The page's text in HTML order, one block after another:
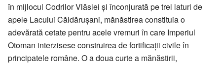
în mijlocul Codrilor Vlăsiei și înconjurată pe trei laturi de
apele Lacului Căldărușani, mănăstirea constituia o
adevărată cetate pentru acele vremuri în care Imperiul
Otoman interzisese construirea de fortificații civile în
principatele române. O a doua curte a mănăstirii,